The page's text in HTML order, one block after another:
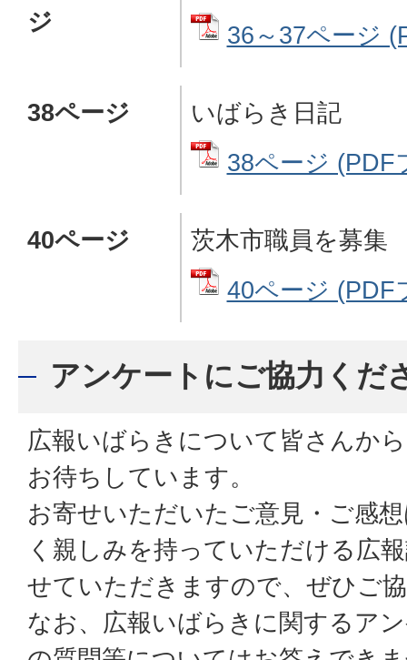
ジ
36～37ページ
38ページ
いばらき日記
38ページ (PDF
40ページ
茨木市職員を募集
40ページ (PDF
アンケートにご協力くだ
広報いばらきについて皆さんか
お待ちしています。
お寄せいただいたご意見・ご感
く親しみを持っていただける広
せていただきますので、ぜひご
なお、広報いばらきに関するア